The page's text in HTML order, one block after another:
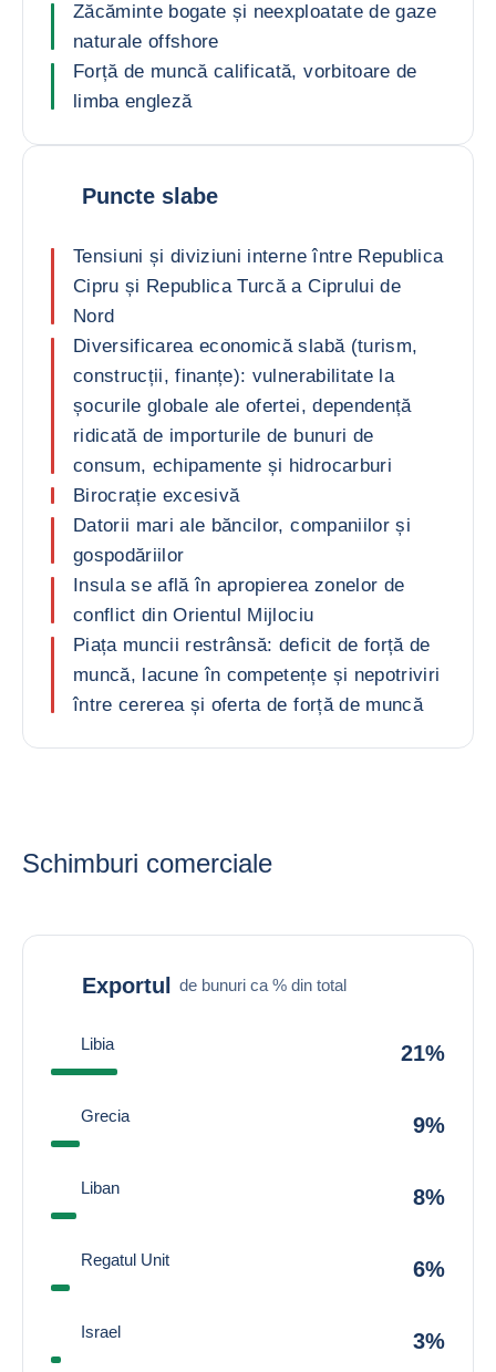
Zăcăminte bogate și neexploatate de gaze
naturale offshore
Forță de muncă calificată, vorbitoare de
limba engleză
Puncte slabe
Tensiuni și diviziuni interne între Republica
Cipru și Republica Turcă a Ciprului de
Nord
Diversificarea economică slabă (turism,
construcții, finanțe): vulnerabilitate la
șocurile globale ale ofertei, dependență
ridicată de importurile de bunuri de
consum, echipamente și hidrocarburi
Birocrație excesivă
Datorii mari ale băncilor, companiilor și
gospodăriilor
Insula se află în apropierea zonelor de
conflict din Orientul Mijlociu
Piața muncii restrânsă: deficit de forță de
muncă, lacune în competențe și nepotriviri
între cererea și oferta de forță de muncă
Schimburi comerciale
Exportul de bunuri ca % din total
Libia 21%
Grecia 9%
Liban 8%
Regatul Unit 6%
Israel 3%